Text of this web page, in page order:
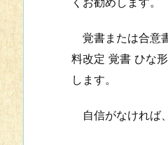
覚書または合意
料改定 覚書 ひな
します。
自信がなければ